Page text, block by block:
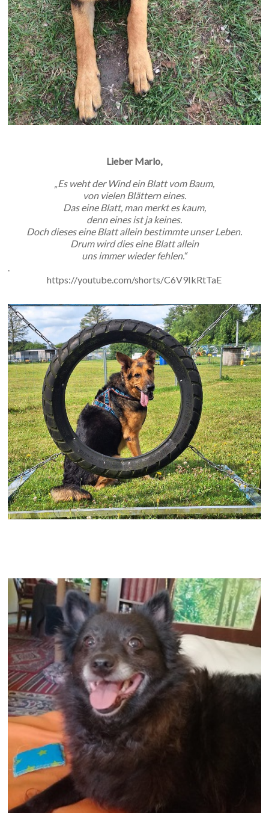
Lieber Marlo,
„Es weht der Wind ein Blatt vom Baum,
von vielen Blättern eines.
Das eine Blatt, man merkt es kaum,
denn eines ist ja keines.
Doch dieses eine Blatt allein bestimmte unser Leben.
Drum wird dies eine Blatt allein
uns immer wieder fehlen.“
.
https://youtube.com/shorts/C6V9IkRtTaE